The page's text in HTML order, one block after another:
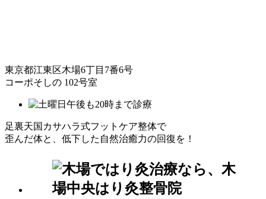
東京都江東区木場6丁目7番6号
コーポそしの 102号室
足裏天国カサハラ式フットケア整体で
歪んだ体と、低下した自然治癒力の回復を！